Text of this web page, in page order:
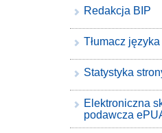
Redakcja BIP
Tłumacz
Statystyka
Elektroniczna
podawcza